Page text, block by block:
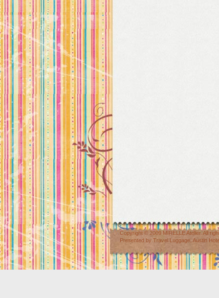
Copyright © 2009 MIRELLE Atelier. All
Presented by Travel Luggage Austin